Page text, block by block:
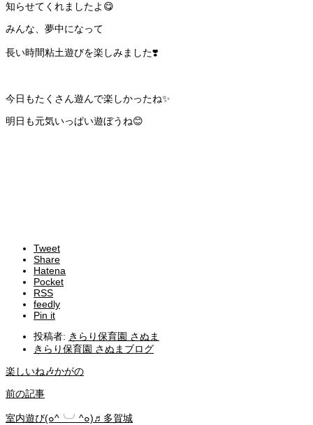
知らせてくれましたよ😋
みんな、夢中になって
長い時間粘土遊びを楽しみました❣️
今日もたくさん遊んで楽しかったね✨
明日も元気いっぱい遊ぼうね😊
Tweet
Share
Hatena
Pocket
RSS
feedly
Pin it
投稿者: きらり保育園 さぬま
きらり保育園 さぬまブログ
楽しいね🎶かがの
前の記事
室内遊び(๐^╰╯^๐)♬多賀城